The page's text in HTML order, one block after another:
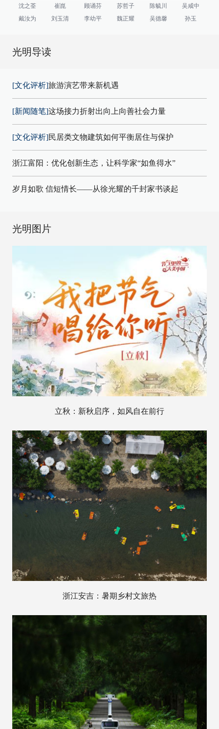
沈之荃 崔崑 顾诵芬 苏哲子 陈毓川
吴咸中
戴汝为
刘玉清 李幼平 魏正耀 吴德馨 孙玉
光明导读
[文化评析]旅游演艺带来新机遇
[新闻随笔]这场接力折射出向上向善社会力量
[文化评析]民居类文物建筑如何平衡居住与保护
浙江富阳：优化创新生态，让科学家“如鱼得水”
岁月如歌 信短情长——从徐光耀的千封家书谈起
光明图片
立秋：新秋启序，如风自在前行
浙江安吉：暑期乡村文旅热